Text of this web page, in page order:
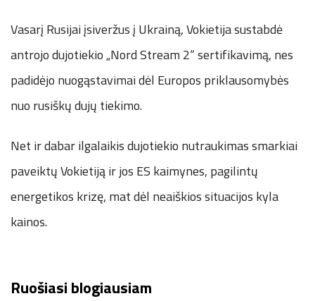
Vasarį Rusijai įsiveržus į Ukrainą, Vokietija sustabdė
antrojo dujotiekio „Nord Stream 2“ sertifikavimą, nes
padidėjo nuogąstavimai dėl Europos priklausomybės
nuo rusiškų dujų tiekimo.
Net ir dabar ilgalaikis dujotiekio nutraukimas smarkiai
paveiktų Vokietiją ir jos ES kaimynes, pagilintų
energetikos krizę, mat dėl neaiškios situacijos kyla
kainos.
Ruošiasi blogiausiam